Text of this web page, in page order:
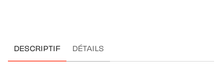
DESCRIPTIF DÉTAILS